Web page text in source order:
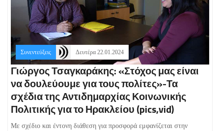
Συνεντεύξεις Δευτέρα 22.01.2024
Γιώργος Τσαγκαράκης: «Στόχος μας είναι
να δουλεύουμε για τους πολίτες»-Τα
σχέδια της Αντιδημαρχίας Κοινωνικής
Πολιτικής για το Ηρακλείου (pics,vid)
Με σχέδιο και έντονη διάθεση για προσφορά εμφανίζεται στην